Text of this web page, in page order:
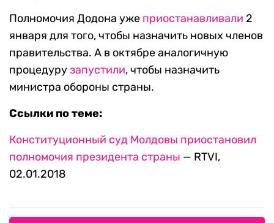
Полномочия Додона уже приостанавливали 2
января для того, чтобы назначить новых членов
правительства. А в октябре аналогичную
процедурузапустили, чтобы назначить
министра обороны страны.
Ссылки по теме:
Конституционный суд Молдовы приостановил
полномочия президента страны — RTVI,
02.01.2018